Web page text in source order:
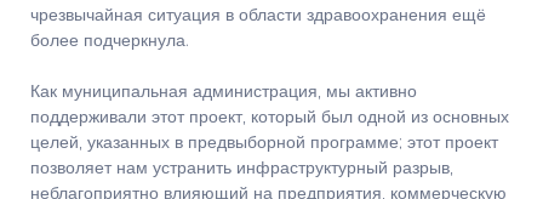
чрезвычайная ситуация в области здравоохранения ещё
более подчеркнула.
Как муниципальная администрация, мы активно
поддерживали этот проект, который был одной из основных
целей, указанных в предвыборной программе; этот проект
позволяет нам устранить инфраструктурный разрыв,
неблагоприятно влияющий на предприятия, коммерческую